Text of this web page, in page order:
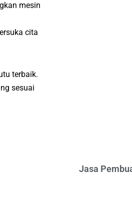
mesin
cita
terbaik.
sesuai
Jasa